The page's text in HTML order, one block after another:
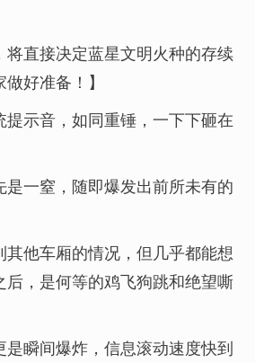
将直接决定蓝星文明火种的存续
好准备！】
提示音，如同重锤，一下下砸在
是一窒，随即爆发出前所未有的
其他车厢的情况，但几乎都能想
，是何等的鸡飞狗跳和绝望嘶
是瞬间爆炸，信息滚动速度快到